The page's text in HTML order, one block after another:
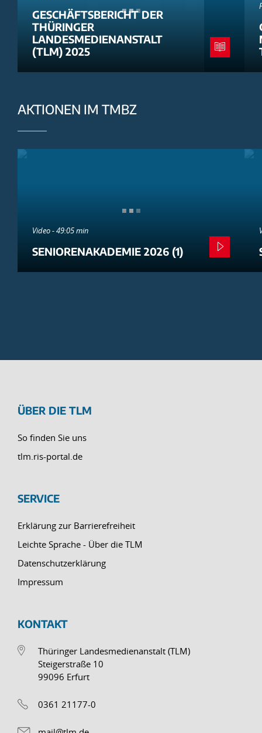
GESCHÄFTSBERICHT DER
THÜRINGER
LANDESMEDIENANSTALT
(TLM) 2025
AKTIONEN IM TMBZ
Video - 49:05 min
SENIORENAKADEMIE 2026 (1)
ÜBER DIE TLM
So finden Sie uns
tlm.ris-portal.de
SERVICE
Erklärung zur Barrierefreiheit
Leichte Sprache - Über die TLM
Datenschutzerklärung
Impressum
KONTAKT
Thüringer Landesmedienanstalt (TLM)
Steigerstraße 10
99096 Erfurt
0361 21177-0